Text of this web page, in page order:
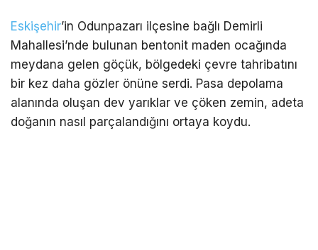
Eskişehir’in Odunpazarı ilçesine bağlı Demirli
Mahallesi’nde bulunan bentonit maden ocağında
meydana gelen göçük, bölgedeki çevre tahribatını
bir kez daha gözler önüne serdi. Pasa depolama
alanında oluşan dev yarıklar ve çöken zemin, adeta
doğanın nasıl parçalandığını ortaya koydu.